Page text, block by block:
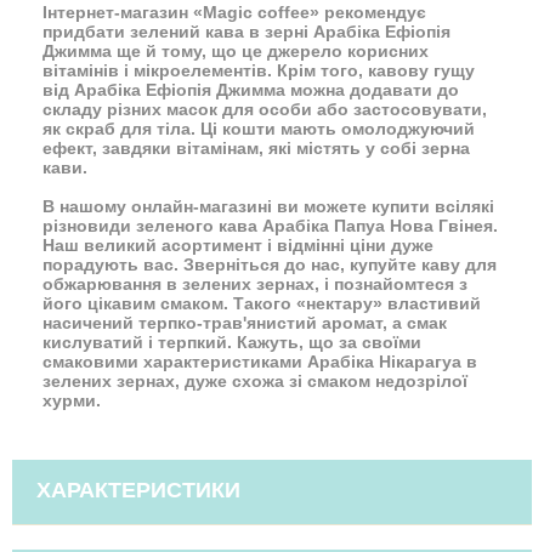
Інтернет-магазин «Magic coffee» рекомендує
придбати зелений кава в зерні Арабіка Ефіопія
Джимма ще й тому, що це джерело корисних
вітамінів і мікроелементів. Крім того, кавову гущу
від Арабіка Ефіопія Джимма можна додавати до
складу різних масок для особи або застосовувати,
як скраб для тіла. Ці кошти мають омолоджуючий
ефект, завдяки вітамінам, які містять у собі зерна
кави.
В нашому онлайн-магазині ви можете купити всілякі
різновиди зеленого кава Арабіка Папуа Нова Гвінея.
Наш великий асортимент і відмінні ціни дуже
порадують вас. Зверніться до нас, купуйте каву для
обжарювання в зелених зернах, і познайомтеся з
його цікавим смаком. Такого «нектару» властивий
насичений терпко-трав'янистий аромат, а смак
кислуватий і терпкий. Кажуть, що за своїми
смаковими характеристиками Арабіка Нікарагуа в
зелених зернах, дуже схожа зі смаком недозрілої
хурми.
ХАРАКТЕРИСТИКИ